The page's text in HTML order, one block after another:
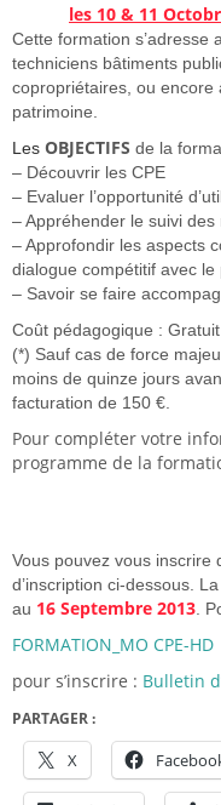
les 10 & 11
Cette formation s’adresse
techniciens bâtiments
copropriétaires, ou encore
patrimoine.
Les OBJECTIFS de la
– Découvrir les CPE
– Evaluer l’opportunité
– Appréhender le suivi
– Approfondir les aspects
dialogue compétitif avec
– Savoir se faire
Coût pédagogique :
(*) Sauf cas de force
moins de quinze jours
facturation de 150 €.
Pour compléter votre
programme de la
Vous pouvez vous inscrire
d’inscription ci-dessous.
au 16 Septembre 2013 .
FORMATION_MO CPE-HD
pour s’inscrire : Bulletin
PARTAGER :
X